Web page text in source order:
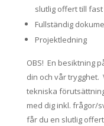
slutlig offert till fast
Fullständig
Projektledning
OBS! En besiktning
din och vår trygghet.
tekniska
med dig inkl. frågor/
får du en slutlig